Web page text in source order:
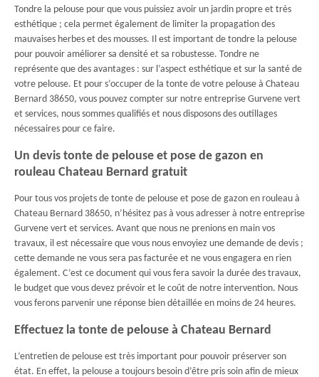
Tondre la pelouse pour que vous puissiez avoir un jardin propre et très
esthétique ; cela permet également de limiter la propagation des
mauvaises herbes et des mousses. Il est important de tondre la pelouse
pour pouvoir améliorer sa densité et sa robustesse. Tondre ne
représente que des avantages : sur l’aspect esthétique et sur la santé de
votre pelouse. Et pour s’occuper de la tonte de votre pelouse à Chateau
Bernard 38650, vous pouvez compter sur notre entreprise Gurvene vert
et services, nous sommes qualifiés et nous disposons des outillages
nécessaires pour ce faire.
Un devis tonte de pelouse et pose de gazon en
rouleau Chateau Bernard gratuit
Pour tous vos projets de tonte de pelouse et pose de gazon en rouleau à
Chateau Bernard 38650, n’hésitez pas à vous adresser à notre entreprise
Gurvene vert et services. Avant que nous ne prenions en main vos
travaux, il est nécessaire que vous nous envoyiez une demande de devis ;
cette demande ne vous sera pas facturée et ne vous engagera en rien
également. C’est ce document qui vous fera savoir la durée des travaux,
le budget que vous devez prévoir et le coût de notre intervention. Nous
vous ferons parvenir une réponse bien détaillée en moins de 24 heures.
Effectuez la tonte de pelouse à Chateau Bernard
L’entretien de pelouse est très important pour pouvoir préserver son
état. En effet, la pelouse a toujours besoin d’être pris soin afin de mieux